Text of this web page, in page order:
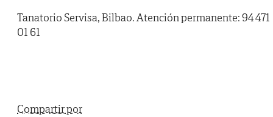
Tanatorio Servisa, Bilbao. Atención permanente: 94 471
01 61
Compartir por